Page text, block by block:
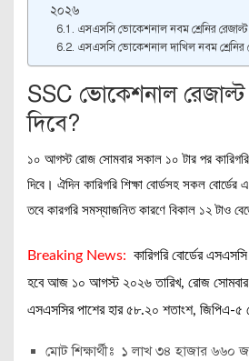
২০২৬
এসএসসি ভোকেশনাল নবম শ্রেনির
এসএসসি ভোকেশনাল দাখিল নবম শ্রেনির
SSC ভোকেশনাল
দিবে?
১০ আগস্ট রোজ সোমবার সকাল ১০ টার পর কারিগরি
দিবে। ঐদিন কারিগরি শিক্ষা বোর্ডসহ সকল
তবে কারগরি সমস্যাজনিত কারণে বিকাল ১২ টাও
Breaking News: কারিগরি বোর্ডের
হবে আজ ১০ আগস্ট ২০২৬ তারিখ, রোজ সোমবার ।
এসএসসির পাশের হার ৫৮.২০ শতাংশ, জিপিএ-৫
মোট শিক্ষার্থীঃ ১ লাখ ৩৪ হাজার ৬৬০